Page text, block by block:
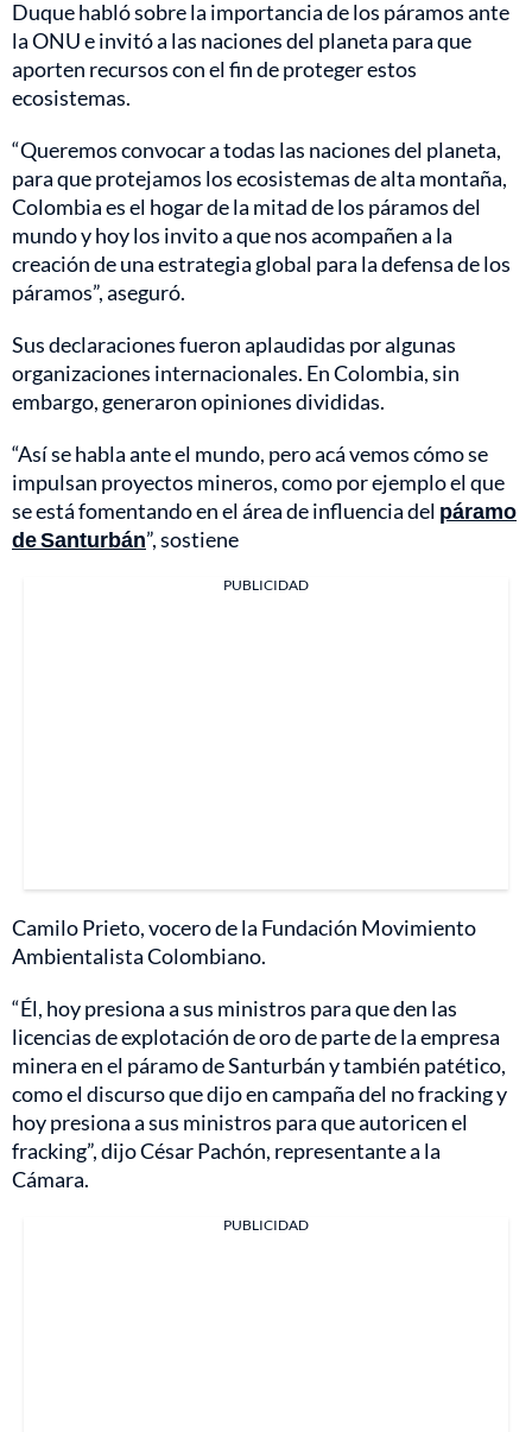
Duque habló sobre la importancia de los páramos ante
la ONU e invitó a las naciones del planeta para que
aporten recursos con el fin de proteger estos
ecosistemas.
“Queremos convocar a todas las naciones del planeta,
para que protejamos los ecosistemas de alta montaña,
Colombia es el hogar de la mitad de los páramos del
mundo y hoy los invito a que nos acompañen a la
creación de una estrategia global para la defensa de los
páramos”, aseguró.
Sus declaraciones fueron aplaudidas por algunas
organizaciones internacionales. En Colombia, sin
embargo, generaron opiniones divididas.
“Así se habla ante el mundo, pero acá vemos cómo se
impulsan proyectos mineros, como por ejemplo el que
se está fomentando en el área de influencia del páramo
de Santurbán”, sostiene
PUBLICIDAD
Camilo Prieto, vocero de la Fundación Movimiento
Ambientalista Colombiano.
“Él, hoy presiona a sus ministros para que den las
licencias de explotación de oro de parte de la empresa
minera en el páramo de Santurbán y también patético,
como el discurso que dijo en campaña del no fracking y
hoy presiona a sus ministros para que autoricen el
fracking”, dijo César Pachón, representante a la
Cámara.
PUBLICIDAD